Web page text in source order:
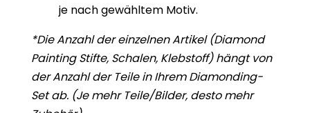
je nach gewähltem Motiv.
*Die Anzahl der einzelnen Artikel (Diamond
Painting Stifte, Schalen, Klebstoff) hängt von
der Anzahl der Teile in Ihrem Diamonding-
Set ab. (Je mehr Teile/Bilder, desto mehr